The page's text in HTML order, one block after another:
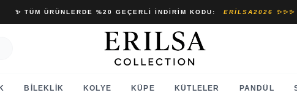
✨ TÜM ÜRÜNLERDE %20 GEÇERLI İNDIRIM KODU: ERILSA2026 ✨✨✨
BILEKLIK KOLYE KÜPE KÜTLELER PANDÜL